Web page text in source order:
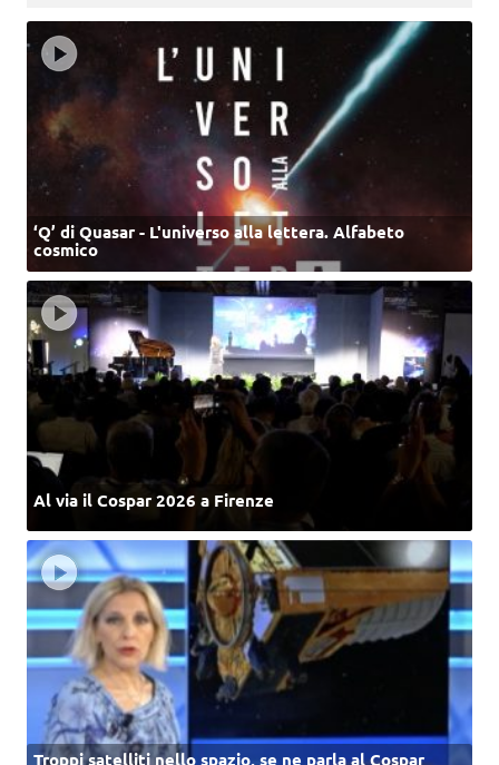
‘Q’ di Quasar - L'universo alla lettera. Alfabeto
cosmico
Al via il Cospar 2026 a Firenze
Troppi satelliti nello spazio, se ne parla al Cospar